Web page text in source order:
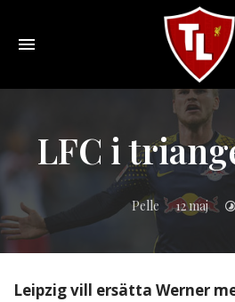
Sveriges
Liverpool
online
magazine!
LFC i
Pelle 12 maj
Leipzig vill ersätta Werner